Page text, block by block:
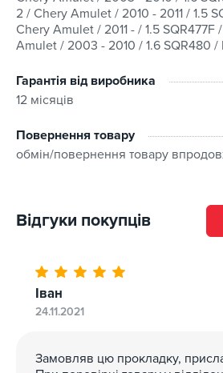
Готівкою при отриманні;
За попередньою оплатою на
Кредитними картками VISA,
постачальником, а повернення та
впродовж 14 днів після отримання.
Зареєстровані покупці можуть
кешбек на бонусний рахунок,
оплатити наступне придбання
програми лояльності.
2 / Chery Amulet / 2010 - 2011 / 1.5
Chery Amulet / 2011 - / 1.5
Amulet / 2003 - 2010 / 1.6 SQR480
Гарантія від виробника
12 місяців
Повернення товару
обмін/повернення товару
Відгуки покупців
Іван
24.11.2021
Замовляв цю прокладку,